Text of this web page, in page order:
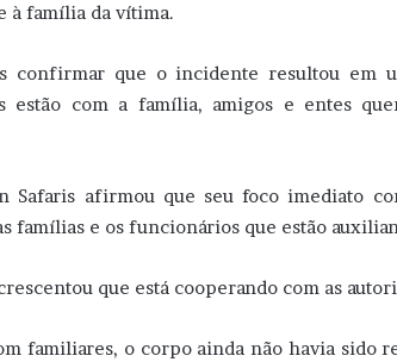
à família da vítima.
confirmar que o incidente resultou em
estão com a família, amigos e entes
Safaris afirmou que seu foco imediato
famílias e os funcionários que estão
que está cooperando com as
familiares, o corpo ainda não havia sido